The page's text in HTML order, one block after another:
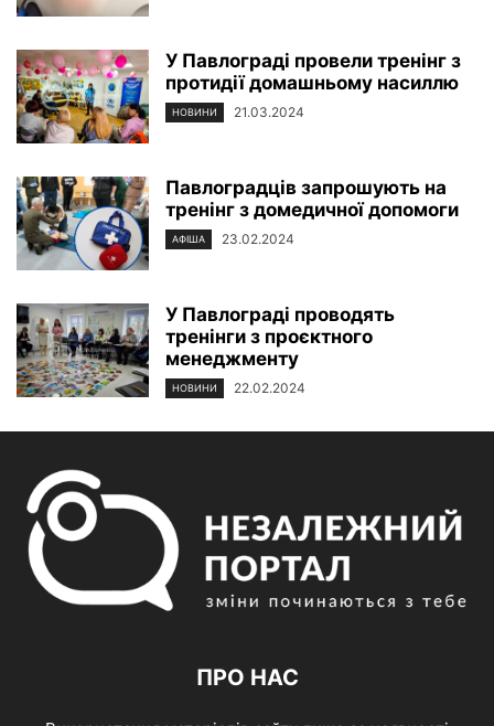
У Павлограді провели тренінг з
протидії домашньому насиллю
НОВИНИ 21.03.2024
Павлоградців запрошують на
тренінг з домедичної допомоги
АФІША 23.02.2024
У Павлограді проводять
тренінги з проєктного
менеджменту
НОВИНИ 22.02.2024
ПРО НАС